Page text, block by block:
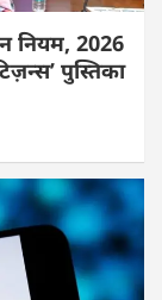
नियम, 2026
पुस्तिका